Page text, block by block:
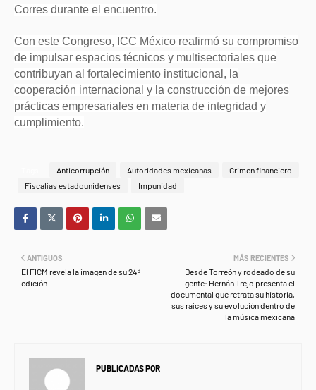
Corres durante el encuentro.
Con este Congreso, ICC México reafirmó su compromiso
de impulsar espacios técnicos y multisectoriales que
contribuyan al fortalecimiento institucional, la
cooperación internacional y la construcción de mejores
prácticas empresariales en materia de integridad y
cumplimiento.
Anticorrupción Autoridades mexicanas
Crimen financiero
Fiscalías estadounidenses
Impunidad
MÁS RECIENTES
Desde Torreón y rodeado de su
gente: Hernán Trejo presenta el
documental que retrata su historia,
sus raíces y su evolución dentro de
la música mexicana
ANTIGUOS
El FICM revela la imagen de su 24ª
edición
PUBLICADAS POR